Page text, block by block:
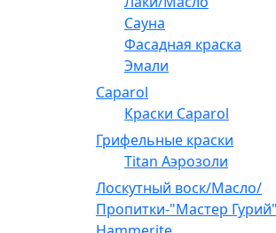
Сауна
Фасадная краска
Эмали
Caparol
Краски Caparol
Грифельные краски
Titan Аэрозоли
Лоскутный воск/Масло/
Пропитки-"Мастер Гурий"